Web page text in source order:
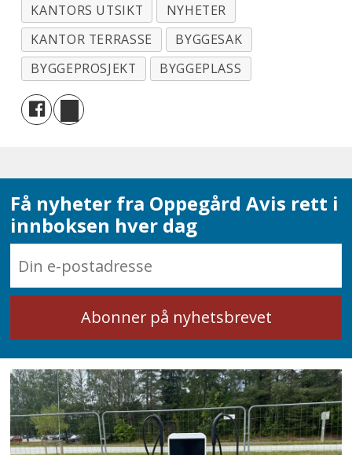
KANTORS UTSIKT
NYHETER
KANTOR TERRASSE
BYGGESAK
BYGGEPROSJEKT
BYGGEPLASS
Få nyheter fra Oppegård Avis rett i
innboksen hver dag